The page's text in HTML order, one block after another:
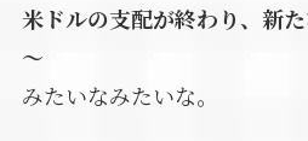
米ドルの支配が終わり、新
～
みたいなみたいな。